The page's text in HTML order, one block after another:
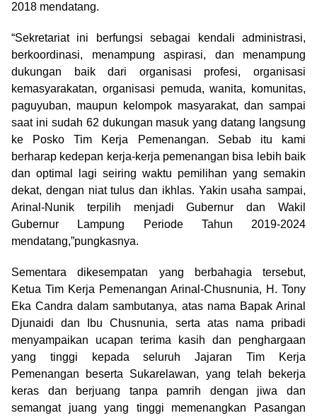
2018 mendatang.
“Sekretariat ini berfungsi sebagai kendali administrasi,
berkoordinasi, menampung aspirasi, dan menampung
dukungan baik dari organisasi profesi, organisasi
kemasyarakatan, organisasi pemuda, wanita, komunitas,
paguyuban, maupun kelompok masyarakat, dan sampai
saat ini sudah 62 dukungan masuk yang datang langsung
ke Posko Tim Kerja Pemenangan. Sebab itu kami
berharap kedepan kerja-kerja pemenangan bisa lebih baik
dan optimal lagi seiring waktu pemilihan yang semakin
dekat, dengan niat tulus dan ikhlas. Yakin usaha sampai,
Arinal-Nunik terpilih menjadi Gubernur dan Wakil
Gubernur Lampung Periode Tahun 2019-2024
mendatang,”pungkasnya.
Sementara dikesempatan yang berbahagia tersebut,
Ketua Tim Kerja Pemenangan Arinal-Chusnunia, H. Tony
Eka Candra dalam sambutanya, atas nama Bapak Arinal
Djunaidi dan Ibu Chusnunia, serta atas nama pribadi
menyampaikan ucapan terima kasih dan penghargaan
yang tinggi kepada seluruh Jajaran Tim Kerja
Pemenangan beserta Sukarelawan, yang telah bekerja
keras dan berjuang tanpa pamrih dengan jiwa dan
semangat juang yang tinggi memenangkan Pasangan